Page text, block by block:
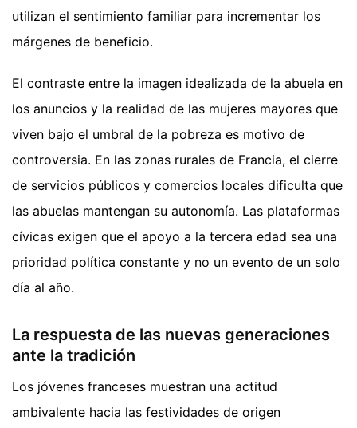
utilizan el sentimiento familiar para incrementar los
márgenes de beneficio.
El contraste entre la imagen idealizada de la abuela en
los anuncios y la realidad de las mujeres mayores que
viven bajo el umbral de la pobreza es motivo de
controversia. En las zonas rurales de Francia, el cierre
de servicios públicos y comercios locales dificulta que
las abuelas mantengan su autonomía. Las plataformas
cívicas exigen que el apoyo a la tercera edad sea una
prioridad política constante y no un evento de un solo
día al año.
La respuesta de las nuevas generaciones
ante la tradición
Los jóvenes franceses muestran una actitud
ambivalente hacia las festividades de origen